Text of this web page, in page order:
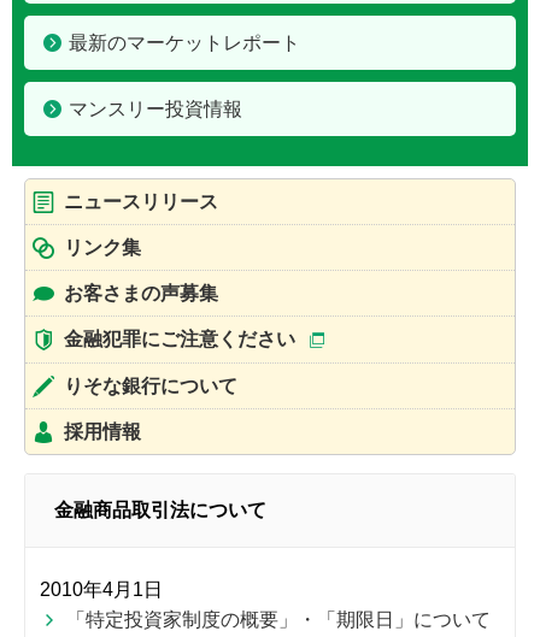
最新のマーケットレポート
マンスリー投資情報
ニュースリリース
リンク集
お客さまの声募集
金融犯罪にご注意ください
りそな銀行について
採用情報
金融商品取引法について
2010年4月1日
「特定投資家制度の概要」・「期限日」について